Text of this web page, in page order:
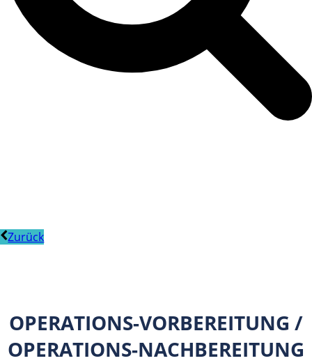
Zurück
OPERATIONS-VORBEREITUNG /
OPERATIONS-NACHBEREITUNG